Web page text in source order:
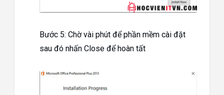
Bước 5: Chờ vài phút để phần mềm cài đặt
sau đó nhấn Close để hoàn tất